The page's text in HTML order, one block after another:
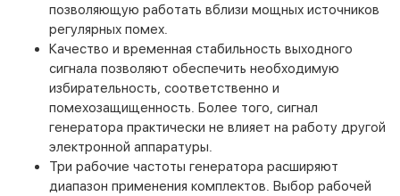
позволяющую работать вблизи мощных источников
регулярных помех.
Качество и временная стабильность выходного
сигнала позволяют обеспечить необходимую
избирательность, соответственно и
помехозащищенность. Более того, сигнал
генератора практически не влияет на работу другой
электронной аппаратуры.
Три рабочие частоты генератора расширяют
диапазон применения комплектов. Выбор рабочей